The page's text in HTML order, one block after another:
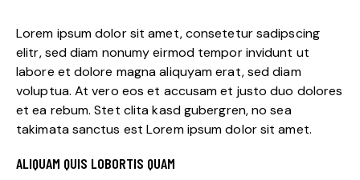
Lorem ipsum dolor sit amet, consetetur sadipscing
elitr, sed diam nonumy eirmod tempor invidunt ut
labore et dolore magna aliquyam erat, sed diam
voluptua. At vero eos et accusam et justo duo dolores
et ea rebum. Stet clita kasd gubergren, no sea
takimata sanctus est Lorem ipsum dolor sit amet.
ALIQUAM QUIS LOBORTIS QUAM